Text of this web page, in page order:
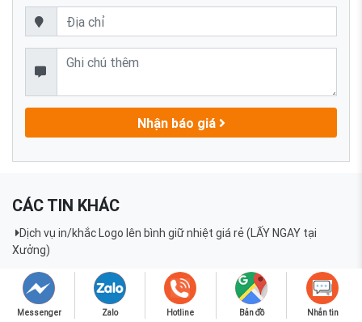
Nhận báo giá
CÁC TIN KHÁC
Dịch vụ in/khắc Logo lên bình giữ nhiệt giá rẻ (LẤY NGAY tại
Xưởng)
Dịch vụ in bình nước theo yêu cầu Hà Nội & TPHCM (Free thiết kế)
Cung cấp bình nước giá sỉ, in logo theo yêu cầu (Sẵn kho SLL)
Messenger Zalo Hotline Bản đồ Nhắn tin